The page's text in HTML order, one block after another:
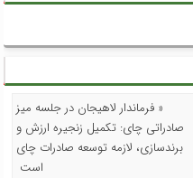
« فرماندار لاهیجان در جلسه میز
صادراتی چای: تکمیل زنجیره ارزش و
برند‌سازی، لازمه توسعه صادرات چای
است